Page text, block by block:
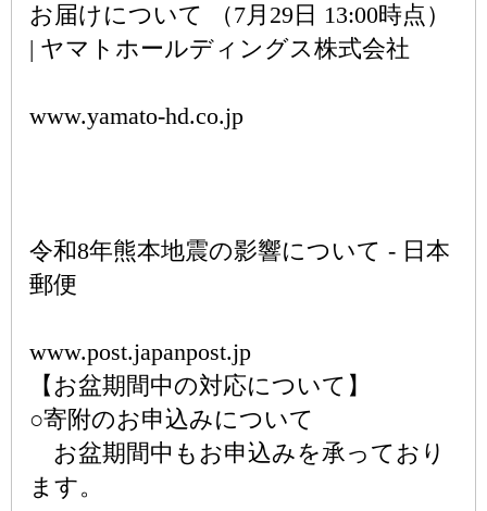
お届けについて （7月29日 13:00時点）
| ヤマトホールディングス株式会社
www.yamato-hd.co.jp
令和8年熊本地震の影響について - 日本
郵便
www.post.japanpost.jp
【お盆期間中の対応について】
○寄附のお申込みについて
お盆期間中もお申込みを承っており
ます。